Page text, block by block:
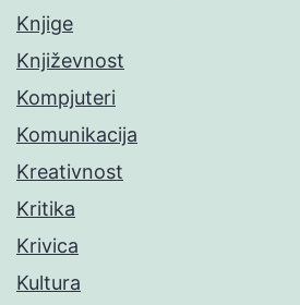
Knjige
Književnost
Kompjuteri
Komunikacija
Kreativnost
Kritika
Krivica
Kultura